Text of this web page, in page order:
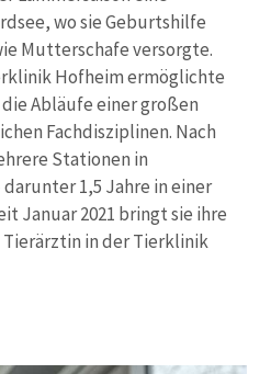
wo sie Geburtshilfe
Mutterschafe versorgte.
Hofheim ermöglichte
Abläufe einer großen
Fachdisziplinen. Nach
Stationen in
1,5 Jahre in einer
Januar 2021 bringt sie ihre
in der Tierklinik